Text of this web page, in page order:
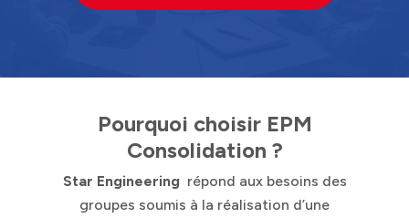
Pourquoi choisir EPM
Consolidation ?
Star Engineering répond aux besoins des
groupes soumis à la réalisation d’une